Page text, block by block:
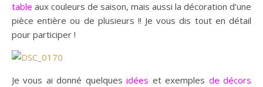
table aux couleurs de saison, mais aussi la décoration d’une
pièce entière ou de plusieurs !! Je vous dis tout en détail
pour participer !
Je vous ai donné quelquesidées et exemples de décors